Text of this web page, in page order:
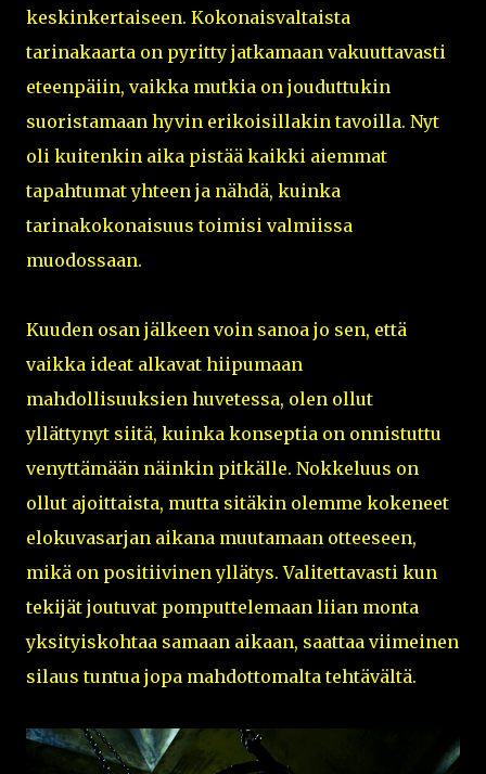
keskinkertaiseen. Kokonaisvaltaista
tarinakaarta on pyritty jatkamaan vakuuttavasti
eteenpäiin, vaikka mutkia on jouduttukin
suoristamaan hyvin erikoisillakin tavoilla. Nyt
oli kuitenkin aika pistää kaikki aiemmat
tapahtumat yhteen ja nähdä, kuinka
tarinakokonaisuus toimisi valmiissa
muodossaan.
Kuuden osan jälkeen voin sanoa jo sen, että
vaikka ideat alkavat hiipumaan
mahdollisuuksien huvetessa, olen ollut
yllättynyt siitä, kuinka konseptia on onnistuttu
venyttämään näinkin pitkälle. Nokkeluus on
ollut ajoittaista, mutta sitäkin olemme kokeneet
elokuvasarjan aikana muutamaan otteeseen,
mikä on positiivinen yllätys. Valitettavasti kun
tekijät joutuvat pomputtelemaan liian monta
yksityiskohtaa samaan aikaan, saattaa viimeinen
silaus tuntua jopa mahdottomalta tehtävältä.